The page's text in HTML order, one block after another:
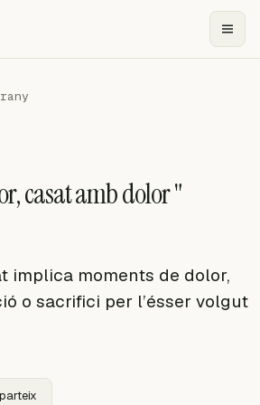
casat amb dolor "
implica moments de dolor,
o sacrifici per l’ésser volgut